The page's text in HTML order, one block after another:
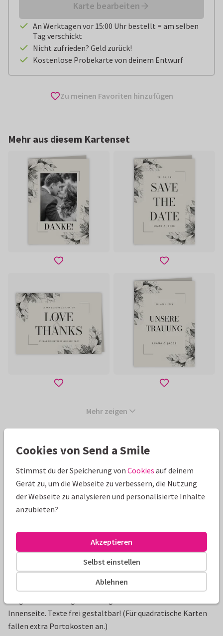
Karte bearbeiten
An Werktagen vor 15:00 Uhr bestellt = am selben
Tag verschickt
Nicht zufrieden? Geld zurück!
Kostenlose Probekarte von deinem Entwurf
Zu meinen Favoriten hinzufügen
Mehr aus diesem Kartenset
Mehr zeigen
Schöne Extras zu deiner Karte
Produktinformation
Innenseite. Texte frei gestaltbar! (Für quadratische Karten
fallen extra Portokosten an.)
Cookies von Send a Smile
Stimmst du der Speicherung von Cookies auf deinem
Gerät zu, um die Webseite zu verbessern, die Nutzung
der Webseite zu analysieren und personalisierte Inhalte
anzubieten?
Ablehnen
Selbst einstellen
Akzeptieren